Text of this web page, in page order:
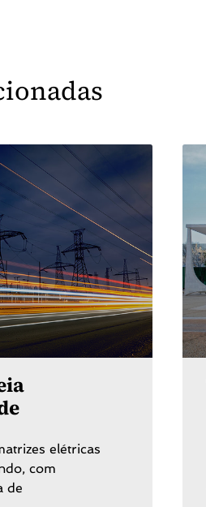
elétricas
com
de